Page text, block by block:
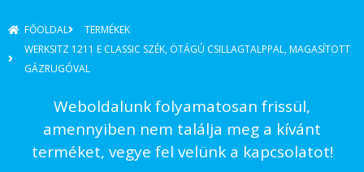
FŐOLDAL
TERMÉKEK
WERKSITZ 1211 E CLASSIC SZÉK, ÖTÁGÚ CSILLAGTALPPAL, MAGASÍTOTT
GÁZRUGÓVAL
Weboldalunk folyamatosan frissül,
amennyiben nem találja meg a kívánt
terméket, vegye fel velünk a kapcsolatot!